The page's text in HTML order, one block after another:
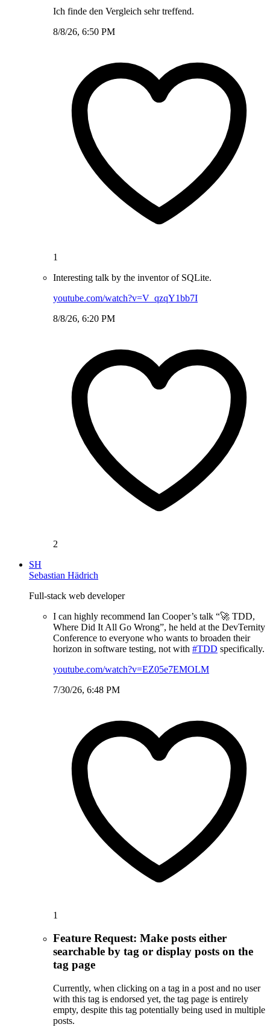
Ich finde den Vergleich sehr treffend.
8/8/26, 6:50 PM
1
Interesting talk by the inventor of SQLite.
youtube.com/watch?v=V_qzqY1bb7I
8/8/26, 6:20 PM
2
SH
Sebastian Hädrich
Full-stack web developer
I can highly recommend Ian Cooper’s talk “🚀 TDD,
Where Did It All Go Wrong”, he held at the DevTernity
Conference to everyone who wants to broaden their
horizon in software testing, not with #TDD specifically.
youtube.com/watch?v=EZ05e7EMOLM
7/30/26, 6:48 PM
1
Feature Request: Make posts either
searchable by tag or display posts on the
tag page
Currently, when clicking on a tag in a post and no user
with this tag is endorsed yet, the tag page is entirely
empty, despite this tag potentially being used in multiple
posts.